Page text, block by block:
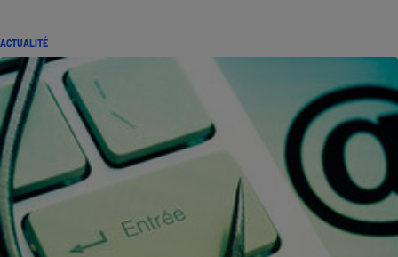
ACTUALITÉ